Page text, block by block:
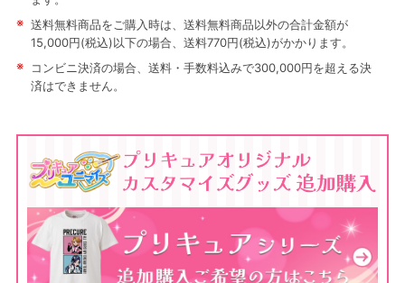
※ 送料無料商品をご購入時は、送料無料商品以外の合計金額が
15,000円(税込)以下の場合、送料770円(税込)がかかります。
※
コンビニ決済の場合、送料・手数料込みで300,000円を超える決
済はできません。